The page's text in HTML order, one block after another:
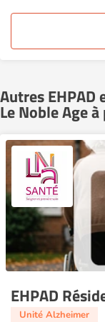
Autres
Le Noble Age
EHPAD
Unité Alzheimer